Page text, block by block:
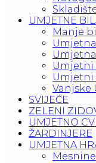
UMJETNE
Manje
Umjetni
Umjetni
Vanjske
SVIJEĆE
ZELENI
UMJETNO
ŽARDINJERE
UMJETNA
Mesnine